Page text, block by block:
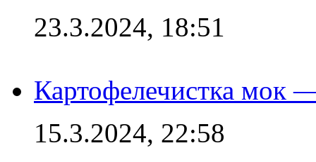
23.3.2024, 18:51
Картофелечистка мок
15.3.2024, 22:58